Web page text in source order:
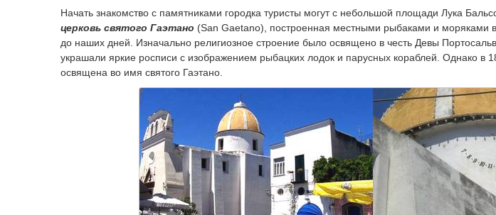
Начать знакомство с памятниками городка туристы могут с небольшой площади Лука
церковь святого Гаэтано (San Gaetano), построенная местными рыбаками и моряками
до наших дней. Изначально религиозное строение было освящено в честь Девы
украшали яркие росписи с изображением рыбацких лодок и парусных кораблей. Однако в
освящена во имя святого Гаэтано.